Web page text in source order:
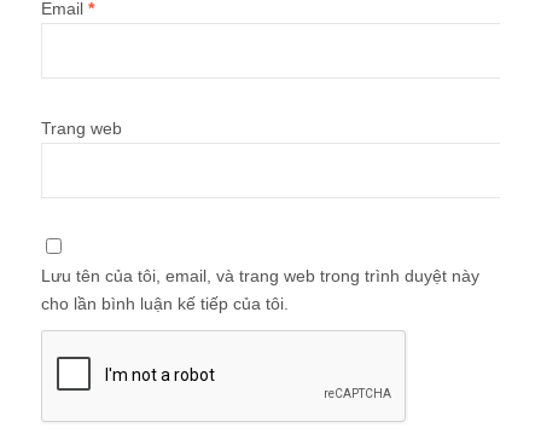
Email *
Trang web
Lưu tên của tôi, email, và trang web trong trình duyệt này
cho lần bình luận kế tiếp của tôi.